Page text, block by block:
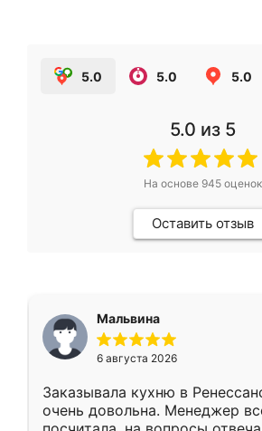
5.0 5.0 5.0
5.0 из 5
На основе 945оценок
Оставить отзыв
Мальвина
6 августа 2026
Заказывала кухню в
очень довольна. Менеджер